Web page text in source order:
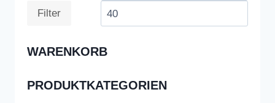
Filter
WARENKORB
PRODUKTKATEGORIEN